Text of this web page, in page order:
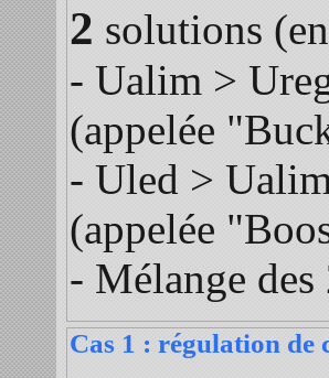
2 solutions
- Ualim >
(appelée
- Uled >
(appelée
- Mélange
Cas 1 : régulation